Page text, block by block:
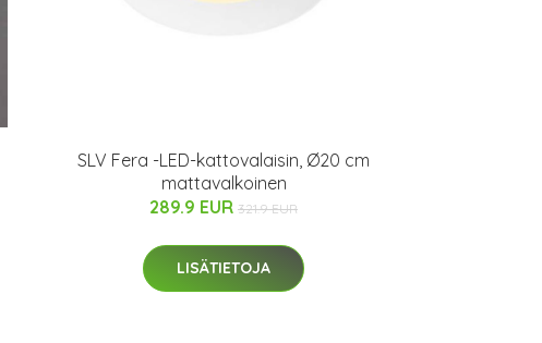
SLV Fera -LED-kattovalaisin, Ø20 cm
mattavalkoinen
289.9 EUR 321.9 EUR
LISÄTIETOJA